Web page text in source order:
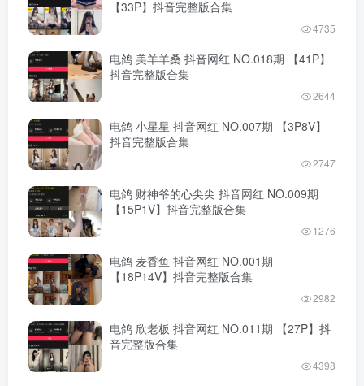
【33P】抖音完整版合集
4735
电鸽 美羊羊桑 抖音网红 NO.018期 【41P】
抖音完整版合集
2644
电鸽 小星星 抖音网红 NO.007期 【3P8V】
抖音完整版合集
2747
电鸽 财神爷的心尖尖 抖音网红 NO.009期
【15P1V】抖音完整版合集
1276
电鸽 麦香鱼 抖音网红 NO.001期
【18P14V】抖音完整版合集
2982
电鸽 欣老板 抖音网红 NO.011期 【27P】抖
音完整版合集
4398